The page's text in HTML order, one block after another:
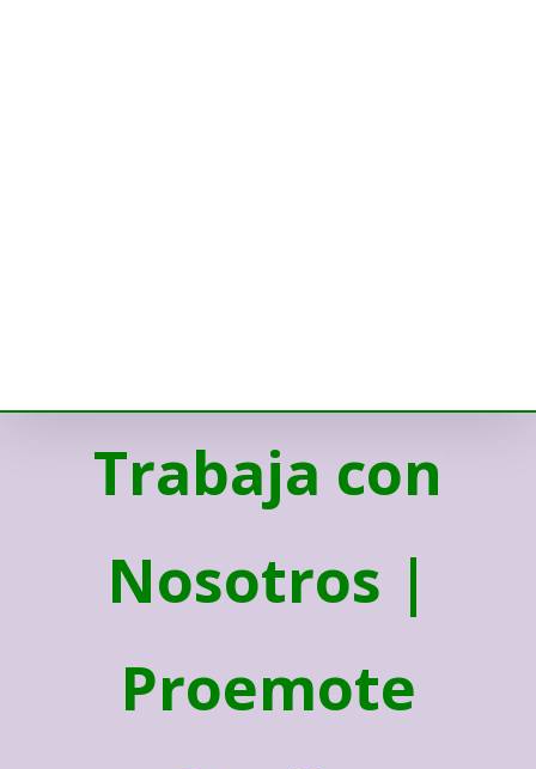
Trabaja con
Nosotros |
Proemote